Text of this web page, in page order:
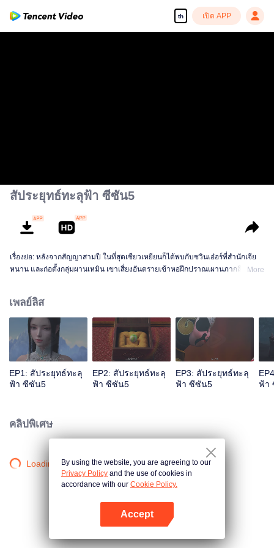
th เปิด APP
สัประยุทธ์ทะลุฟ้า ซีซัน5
เรื่องย่อ: หลังจากสัญญาสามปี ในที่สุดเซียวเหยียนก็ได้พบกับซวินเอ๋อร์ที่สำนักเจีย
หนาน และก่อตั้งกลุ่มผานเหมิน เขาเสี่ยงอันตรายเข้าหอฝึกปราณเผานภากลืนกินMore
เพลย์ลิส
EP1: สัประยุทธ์ทะลุ
ฟ้า ซีซัน5
EP2: สัประยุทธ์ทะลุ
ฟ้า ซีซัน5
EP3: สัประยุทธ์ทะลุ
ฟ้า ซีซัน5
ฟ้า
คลิปพิเศษ
Loading…By using the website, you are agreeing to our
Privacy Policy and the use of cookies in
accordance with our Cookie Policy.
Accept